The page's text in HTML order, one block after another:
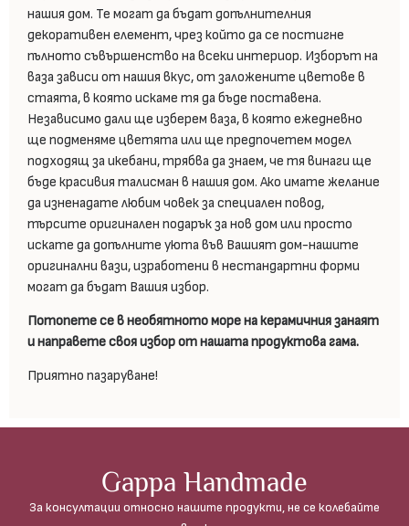
нашия дом. Те могат да бъдат допълнителния
декоративен елемент, чрез който да се постигне
пълното съвършенство на всеки интериор. Изборът на
ваза зависи от нашия вкус, от заложените цветове в
стаята, в която искаме тя да бъде поставена.
Независимо дали ще изберем ваза, в която ежедневно
ще подменяме цветята или ще предпочетем модел
подходящ за икебани, трябва да знаем, че тя винаги ще
бъде красивия талисман в нашия дом. Ако имате желание
да изненадате любим човек за специален повод,
търсите оригинален подарък за нов дом или просто
искате да допълните уюта във Вашият дом-нашите
оригинални вази, изработени в нестандартни форми
могат да бъдат Вашия избор.
Потопете се в необятното море на керамичния занаят
и направете своя избор от нашата продуктова гама.
Приятно пазаруване!
Gappa Handmade
За консултации относно нашите продукти, не се колебайте